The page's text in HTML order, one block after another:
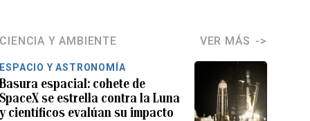
CIENCIA Y AMBIENTE VER MÁS
ESPACIO Y ASTRONOMÍA
Basura espacial: cohete de
SpaceX se estrella contra la Luna
y científicos evalúan su impacto